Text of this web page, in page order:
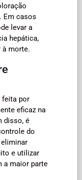
Em casos
levar a
hepática,
à morte.
feita por
eficaz na
disso, é
do
e utilizar
a maior parte